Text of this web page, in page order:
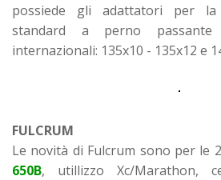
possiede gli adattatori per la
standard a perno
internazionali: 135x10 - 135x12 e
FULCRUM
Le novità di Fulcrum sono per le
650B, utillizzo Xc/Marathon,